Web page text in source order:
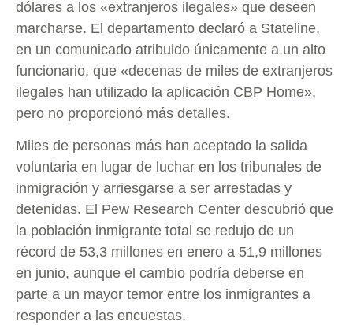
dólares a los «extranjeros ilegales» que deseen
marcharse. El departamento declaró a Stateline,
en un comunicado atribuido únicamente a un alto
funcionario, que «decenas de miles de extranjeros
ilegales han utilizado la aplicación CBP Home»,
pero no proporcionó más detalles.
Miles de personas más han aceptado la salida
voluntaria en lugar de luchar en los tribunales de
inmigración y arriesgarse a ser arrestadas y
detenidas. El Pew Research Center descubrió que
la población inmigrante total se redujo de un
récord de 53,3 millones en enero a 51,9 millones
en junio, aunque el cambio podría deberse en
parte a un mayor temor entre los inmigrantes a
responder a las encuestas.